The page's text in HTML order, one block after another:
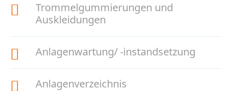
Trommelgummierungen und
Auskleidungen
Anlagenwartung/ -instandsetzung
Anlagenverzeichnis